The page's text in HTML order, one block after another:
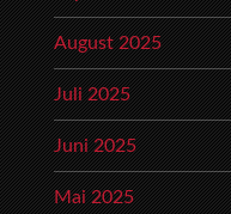
August 2025
Juli 2025
Juni 2025
Mai 2025